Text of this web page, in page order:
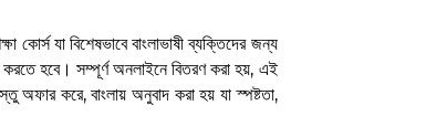
যা বিশেষভাবে বাংলাভাষী ব্যক্তিদের জন্য
করতে হবে। সম্পূর্ণ অনলাইনে বিতরণ করা হয়, এই
অফার করে, বাংলায় অনুবাদ করা হয় যা স্পষ্টতা,